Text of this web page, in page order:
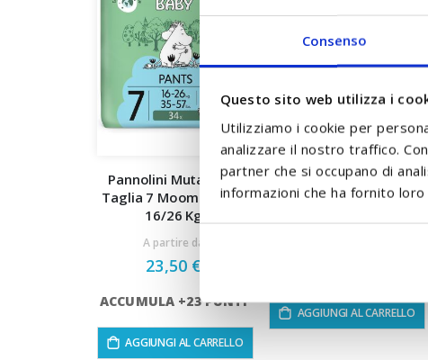
Consenso
Questo sito web utilizza i
Utilizziamo i cookie per
analizzare il nostro traffico.
partner che si occupano di
informazioni che ha fornito
Pannolini Mutandina
Taglia 7 Moomin Baby
16/26 Kg
A partire da
23,50 €
ACCUMULA +23 PUNTI
AGGIUNGI AL CARRELLO
Salviette Sensitive
Burro di Karitè 54 pz
AGGIUNGI AL CARRELLO